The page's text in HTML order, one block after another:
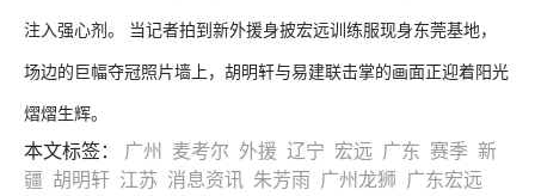
注入强心剂。 当记者拍到新外援身披宏远训练服现身东莞基地，
场边的巨幅夺冠照片墙上，胡明轩与易建联击掌的画面正迎着阳光
熠熠生辉。
本文标签： 广州 麦考尔 外援 辽宁 宏远 广东 赛季 新
疆 胡明轩 江苏 消息资讯 朱芳雨 广州龙狮 广东宏远